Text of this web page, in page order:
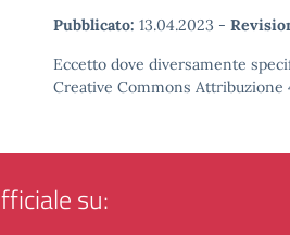
Pubblicato: 13.04.2023 -
Eccetto dove diversamente
Creative Commons Attribuzione
su: